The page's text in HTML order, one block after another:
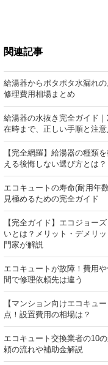
関連記事
給湯器からポタポタ水漏れ
修理費用相場まとめ
給湯器の水抜き完全ガイド
在時まで、正しい手順と注
【完全網羅】給湯器の種類
える後悔しない選び方とは？
エコキュートの寿命(耐用年
見極めるための完全ガイド
【完全ガイド】エコジョー
いとは？メリット・デメリ
門家が解説
エコキュートが故障！費用
間で修理依頼先は違う
【マンション向けエコキュ
点！設置費用の相場は？
エコキュート交換業者の10
頼の流れや補助金解説